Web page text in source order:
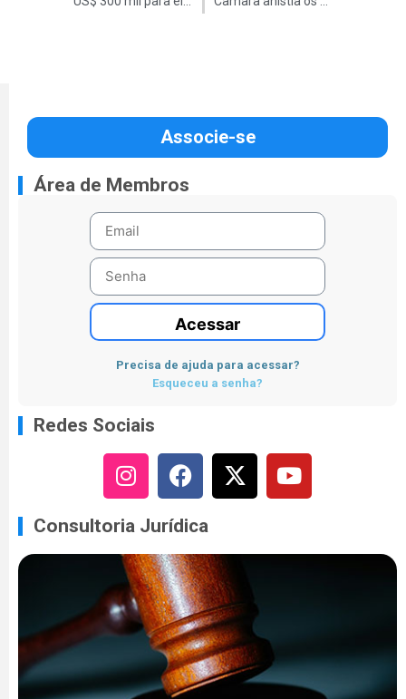
Associe-se
Área de Membros
Acessar
Precisa de ajuda para acessar?
Esqueceu a senha?
Redes Sociais
Consultoria Jurídica